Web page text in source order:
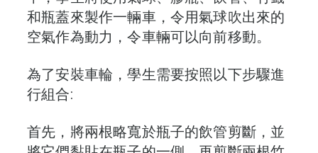
和瓶蓋來製作一輛車，令用氣球吹出來的
空氣作為動力，令車輛可以向前移動。
為了安裝車輪，學生需要按照以下步驟進
行組合:
首先，將兩根略寬於瓶子的飲管剪斷，並